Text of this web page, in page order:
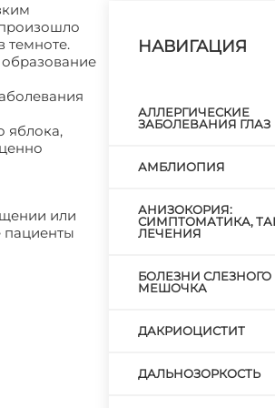
темноте.
яблока,
или
пациенты
НАВИГАЦИЯ
АЛЛЕРГИЧЕСКИЕ
ЗАБОЛЕВАНИЯ ГЛАЗ
АМБЛИОПИЯ
АНИЗОКОРИЯ:
СИМПТОМАТИКА,
ЛЕЧЕНИЯ
БОЛЕЗНИ СЛЕЗНОГО
МЕШОЧКА
ДАКРИОЦИСТИТ
ДАЛЬНОЗОРКОСТЬ